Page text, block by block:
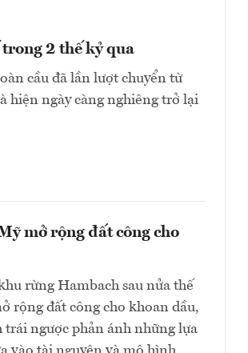
trong 2 thế kỷ qua
cầu đã lần lượt chuyển từ
hiện ngày càng nghiêng trở lại
mở rộng đất công cho
rừng Hambach sau nửa thế
rộng đất công cho khoan dầu,
ngược phản ánh những lựa